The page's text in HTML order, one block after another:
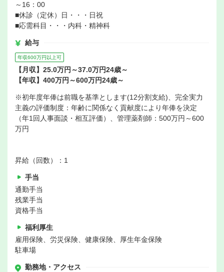
～16：00
■休診（定休）日・・・日祝
■応需科目・・・内科・精神科
給与
年収600万円以上可
【月収】25.0万円～37.0万円24歳～
【年収】400万円～600万円24歳～
※初年度年俸は前職を基準とします(12分割支給)、完全実力
主義の評価制度：年齢に関係なく貢献度により年俸を決定
（年1回人事面談・相互評価）、管理薬剤師：500万円～600
万円
昇給（回数）：1
手当
通勤手当
残業手当
資格手当
福利厚生
雇用保険、労災保険、健康保険、厚生年金保険
駐車場
勤務地・アクセス